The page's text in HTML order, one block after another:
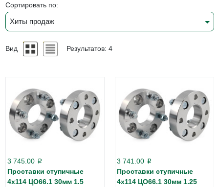
Skyline , Tiida , Wingroad
Mazda rx-7
Kia optima
Сортировать по:
Хиты продаж
Вид Результатов: 4
3 745.00 p
Проставки ступичные
4х114 ЦО66.1 30мм 1.5
3 741.00 p
Проставки ступичные
4х114 ЦО66.1 30мм 1.25